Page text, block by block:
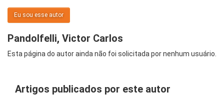
Eu sou esse autor
Pandolfelli, Victor Carlos
Esta página do autor ainda não foi solicitada por nenhum usuário.
Artigos publicados por este autor